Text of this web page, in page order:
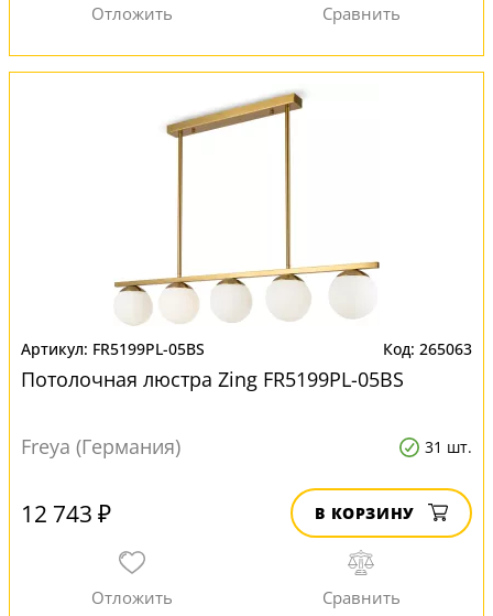
FR5199PL-05BS 265063
Потолочная люстра Zing FR5199PL-05BS
Freya (Германия) 31 шт.
12 743 ₽ В КОРЗИНУ